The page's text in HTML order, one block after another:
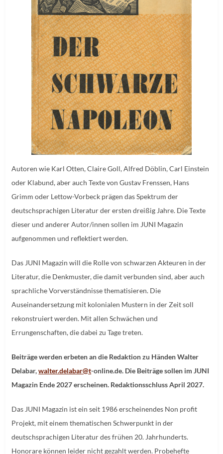
Autoren wie Karl Otten, Claire Goll, Alfred Döblin, Carl Einstein
oder Klabund, aber auch Texte von Gustav Frenssen, Hans
Grimm oder Lettow-Vorbeck prägen das Spektrum der
deutschsprachigen Literatur der ersten dreißig Jahre. Die Texte
dieser und anderer Autor/innen sollen im JUNI Magazin
aufgenommen und reflektiert werden.
Das JUNI Magazin will die Rolle von schwarzen Akteuren in der
Literatur, die Denkmuster, die damit verbunden sind, aber auch
sprachliche Vorverständnisse thematisieren. Die
Auseinandersetzung mit kolonialen Mustern in der Zeit soll
rekonstruiert werden. Mit allen Schwächen und
Errungenschaften, die dabei zu Tage treten.
Beiträge werden erbeten an die Redaktion zu Händen Walter
Delabar,walter.delabar@t-online.de. Die Beiträge sollen im JUNI
Magazin Ende 2027 erscheinen. Redaktionsschluss April 2027.
Das JUNI Magazin ist ein seit 1986 erscheinendes Non profit
Projekt, mit einem thematischen Schwerpunkt in der
deutschsprachigen Literatur des frühen 20. Jahrhunderts.
Honorare können leider nicht gezahlt werden. Probehefte